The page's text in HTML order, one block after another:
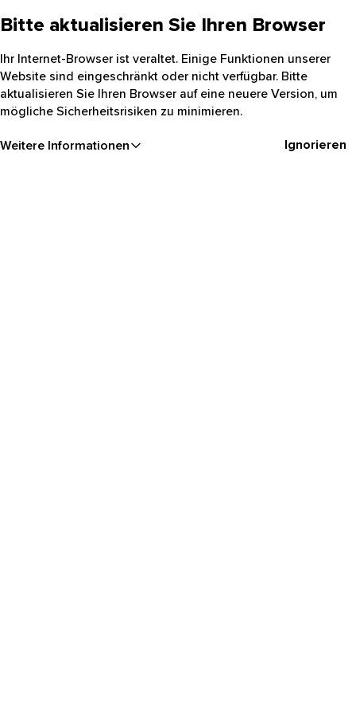
Bitte aktualisieren Sie Ihren Browser
Ihr Internet-Browser ist veraltet. Einige Funktionen unserer
Website sind eingeschränkt oder nicht verfügbar. Bitte
aktualisieren Sie Ihren Browser auf eine neuere Version, um
mögliche Sicherheitsrisiken zu minimieren.
Weitere Informationen Ignorieren